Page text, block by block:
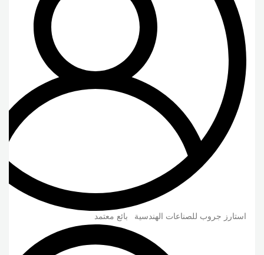
استارز جروب للصناعات الهندسية بائع معتمد